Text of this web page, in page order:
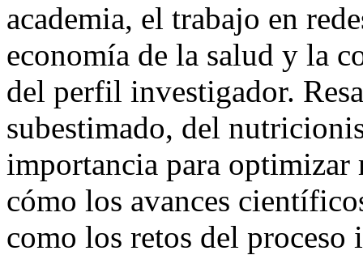
academia, el trabajo en
economía de la salud y la
del perfil investigador.
subestimado, del
importancia para optimizar
cómo los avances
como los retos del proceso